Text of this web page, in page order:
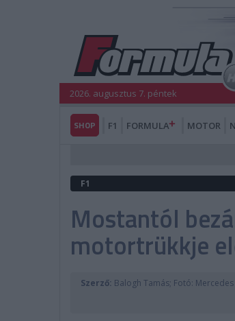
2026. augusztus 7. péntek
SHOP F1 FORMULA MOTOR
F1
Mostantól
motortrükkje
Szerző: Balogh Tamás; Fotó: Mercedes